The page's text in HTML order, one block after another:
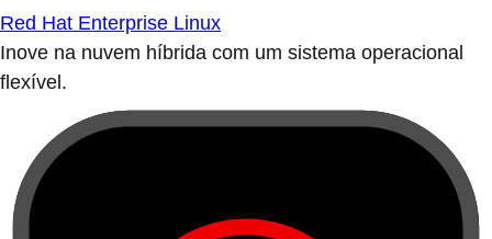
Red Hat Enterprise Linux
Inove na nuvem híbrida com um sistema operacional
flexível.